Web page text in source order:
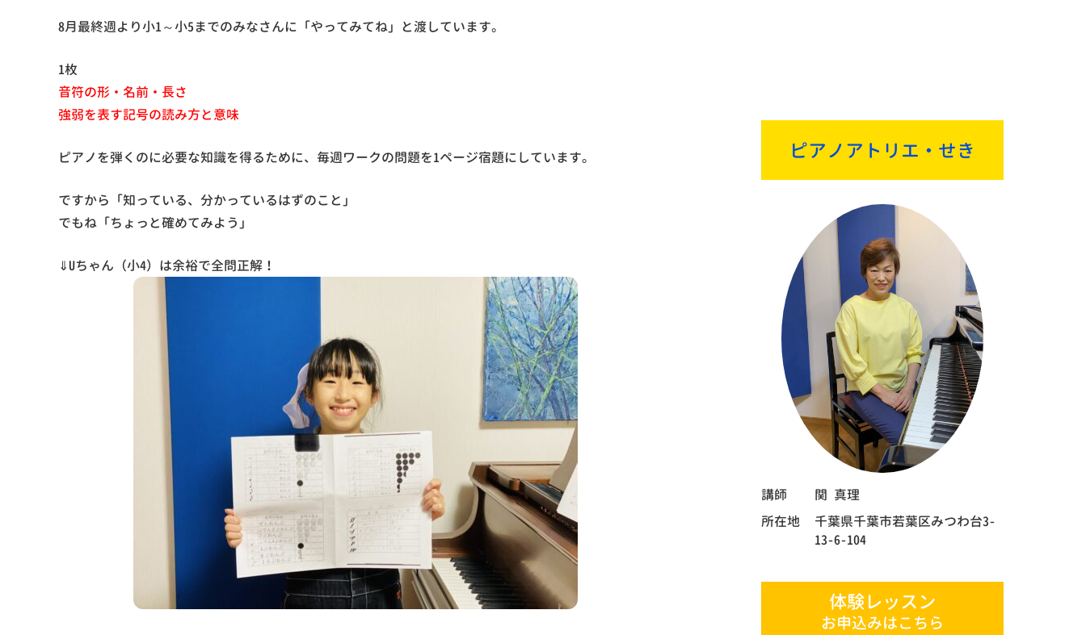
8月最終週より小1～小5までのみなさんに「やってみてね」と渡しています。
1枚
音符の形・名前・長さ
強弱を表す記号の読み方と意味
ピアノを弾くのに必要な知識を得るために、毎週ワークの問題を1ページ宿題にしています。
ですから「知っている、分かっているはずのこと」
でもね「ちょっと確めてみよう」
⇓Uちゃん（小4）は余裕で全問正解！
ピアノアトリエ・せき
講師
関 真理
所在地
千葉県千葉市若葉区みつわ台3-
13-6-104
体験レッスン
お申込みはこちら